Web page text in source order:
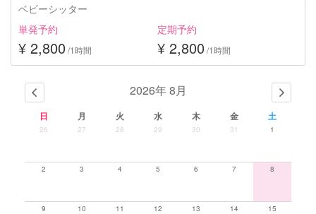
ベビーシッター
単発予約
¥ 2,800 /1時間
定期予約
¥ 2,800 /1時間
2026年 8月
日 月 火 水 木 金 土
26 27 28 29 30 31 1
2 3 4 5 6 7 8
9 10 11 12 13 14 15